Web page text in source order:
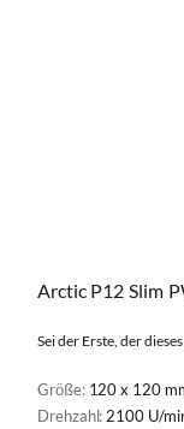
Arctic P12 Slim
Sei der Erste, der
Größe: 120 x 120
Drehzahl: 2100 U/min